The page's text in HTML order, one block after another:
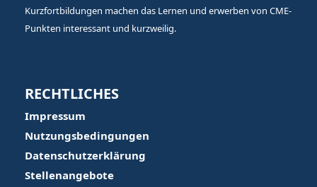
Kurzfortbildungen machen das Lernen und erwerben von CME-
Punkten interessant und kurzweilig.
RECHTLICHES
Impressum
Nutzungsbedingungen
Datenschutzerklärung
Stellenangebote